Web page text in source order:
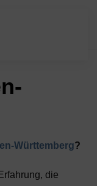
Württemberg?
die